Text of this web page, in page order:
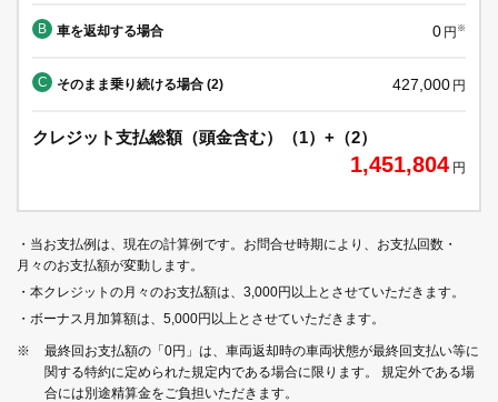
B 車を返却する場合 0 円 ※
C そのまま乗り続ける場合 (2) 427,000 円
クレジット支払総額（頭金含む）（1）+（2）
1,451,804 円
・当お支払例は、現在の計算例です。お問合せ時期により、お支払回数・
月々のお支払額が変動します。
・本クレジットの月々のお支払額は、3,000円以上とさせていただきます。
・ボーナス月加算額は、5,000円以上とさせていただきます。
※
最終回お支払額の「0円」は、車両返却時の車両状態が最終回支払い等に
関する特約に定められた規定内である場合に限ります。 規定外である場
合には別途精算金をご負担いただきます。